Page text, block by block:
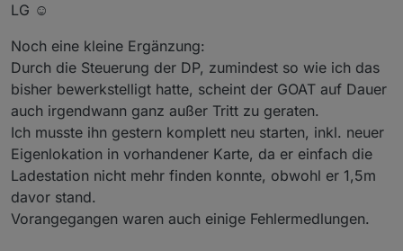
LG ☺️
Noch eine kleine Ergänzung:
Durch die Steuerung der DP, zumindest so wie ich das
bisher bewerkstelligt hatte, scheint der GOAT auf Dauer
auch irgendwann ganz außer Tritt zu geraten.
Ich musste ihn gestern komplett neu starten, inkl. neuer
Eigenlokation in vorhandener Karte, da er einfach die
Ladestation nicht mehr finden konnte, obwohl er 1,5m
davor stand.
Vorangegangen waren auch einige Fehlermedlungen.